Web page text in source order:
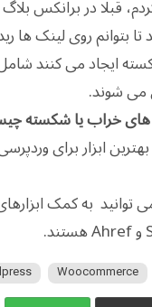
قبلا در برانکس
روی لینک ها
ایجاد می کنند
شوند.
های خراب یا شکسته
ابزار برای
به کمک
Woocommerce